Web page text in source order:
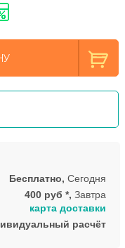
Бесплатно, Сегодня
400 руб *, Завтра
карта доставки
расчёт